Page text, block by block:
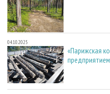
04.10.2025
«Парижская